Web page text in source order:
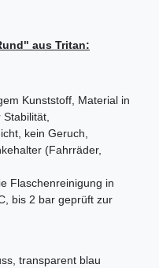
aus Tritan:
Kunststoff, Material in
Stabilität,
kein Geruch,
(Fahrräder,
Flaschenreinigung in
bis 2 bar geprüft zur
transparent blau